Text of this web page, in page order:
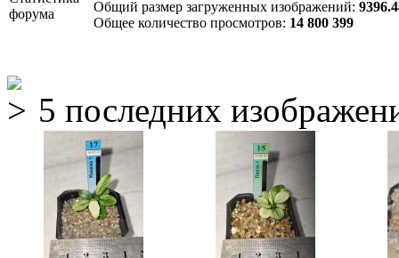
Общий размер загруженных изображений:
Общее количество просмотров: 14 800 399
5 последних